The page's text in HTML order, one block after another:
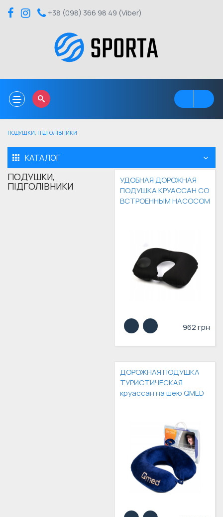
+38 (098) 366 98 49 (Viber)
Toggle
navigation
ПОДУШКИ, ПІДГОЛІВНИКИ
КАТАЛОГ
ПОДУШКИ,
ПІДГОЛІВНИКИ
УДОБНАЯ ДОРОЖНАЯ
ПОДУШКА КРУАССАН СО
ВСТРОЕННЫМ НАСОСОМ
962 грн
ДОРОЖНАЯ ПОДУШКА
ТУРИСТИЧЕСКАЯ
круассан на шею QMED